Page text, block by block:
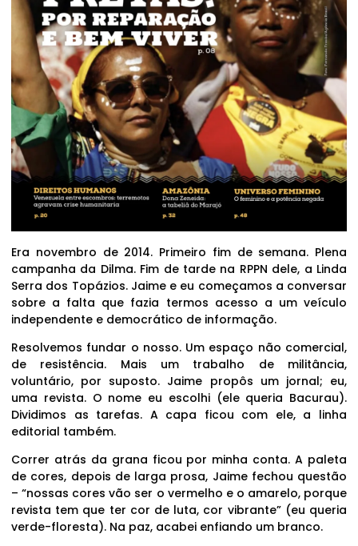
Era novembro de 2014. Primeiro fim de semana. Plena
campanha da Dilma. Fim de tarde na RPPN dele, a Linda
Serra dos Topázios. Jaime e eu começamos a conversar
sobre a falta que fazia termos acesso a um veículo
independente e democrático de informação.
Resolvemos fundar o nosso. Um espaço não comercial,
de resistência. Mais um trabalho de militância,
voluntário, por suposto. Jaime propôs um jornal; eu,
uma revista. O nome eu escolhi (ele queria Bacurau).
Dividimos as tarefas. A capa ficou com ele, a linha
editorial também.
Correr atrás da grana ficou por minha conta. A paleta
de cores, depois de larga prosa, Jaime fechou questão
– “nossas cores vão ser o vermelho e o amarelo, porque
revista tem que ter cor de luta, cor vibrante” (eu queria
verde-floresta). Na paz, acabei enfiando um branco.